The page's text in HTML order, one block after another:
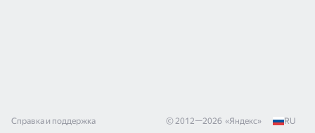
Справка и поддержка © 2012—2026 «Яндекс» RU